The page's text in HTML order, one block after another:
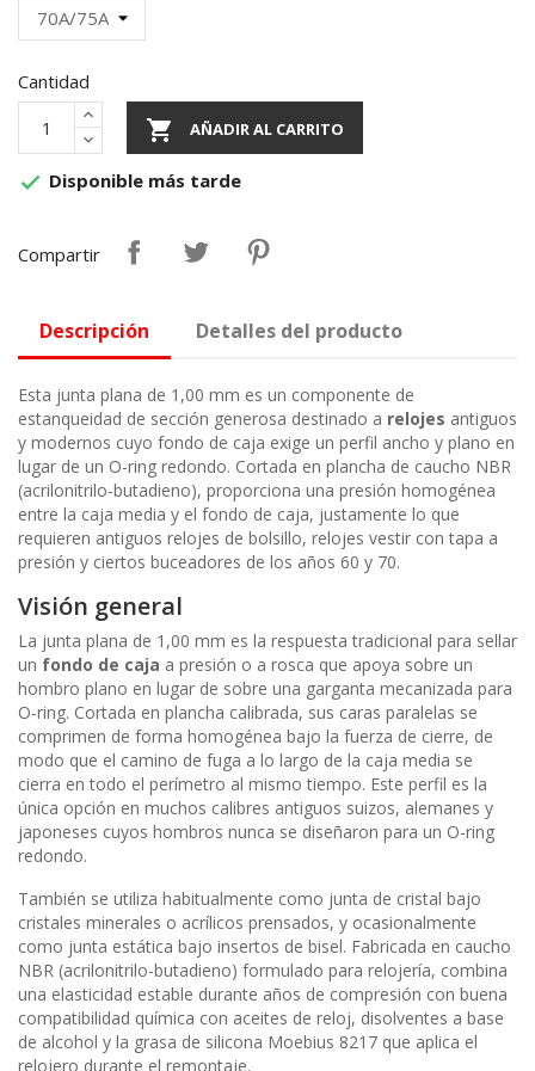
Cantidad
 AÑADIR AL CARRITO
 Disponible más tarde
Compartir
Descripción Detalles del producto
Esta junta plana de 1,00 mm es un componente de
estanqueidad de sección generosa destinado a relojes antiguos
y modernos cuyo fondo de caja exige un perfil ancho y plano en
lugar de un O-ring redondo. Cortada en plancha de caucho NBR
(acrilonitrilo-butadieno), proporciona una presión homogénea
entre la caja media y el fondo de caja, justamente lo que
requieren antiguos relojes de bolsillo, relojes vestir con tapa a
presión y ciertos buceadores de los años 60 y 70.
Visión general
La junta plana de 1,00 mm es la respuesta tradicional para sellar
un fondo de caja a presión o a rosca que apoya sobre un
hombro plano en lugar de sobre una garganta mecanizada para
O-ring. Cortada en plancha calibrada, sus caras paralelas se
comprimen de forma homogénea bajo la fuerza de cierre, de
modo que el camino de fuga a lo largo de la caja media se
cierra en todo el perímetro al mismo tiempo. Este perfil es la
única opción en muchos calibres antiguos suizos, alemanes y
japoneses cuyos hombros nunca se diseñaron para un O-ring
redondo.
También se utiliza habitualmente como junta de cristal bajo
cristales minerales o acrílicos prensados, y ocasionalmente
como junta estática bajo insertos de bisel. Fabricada en caucho
NBR (acrilonitrilo-butadieno) formulado para relojería, combina
una elasticidad estable durante años de compresión con buena
compatibilidad química con aceites de reloj, disolventes a base
de alcohol y la grasa de silicona Moebius 8217 que aplica el
relojero durante el remontaje.